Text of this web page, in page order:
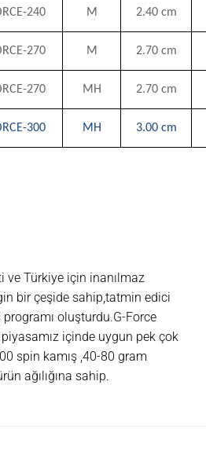
240 M 2.40 cm
270 M 2.70 cm
270 MH 2.70 cm
300 MH 3.00 cm
ve Türkiye için inanılmaz
bir çeşide sahip,tatmin edici
oluşturdu.G-Force
içinde uygun pek çok
spin kamış ,40-80 gram
ağılığına sahip.